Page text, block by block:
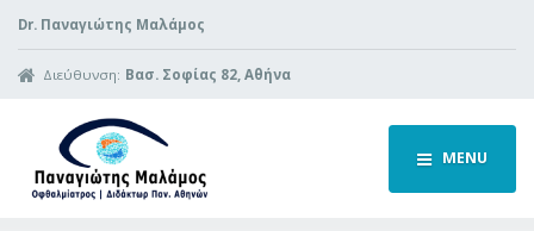
Dr. Παναγιώτης Μαλάμος
Διεύθυνση: Βασ. Σοφίας 82, Αθήνα
MENU